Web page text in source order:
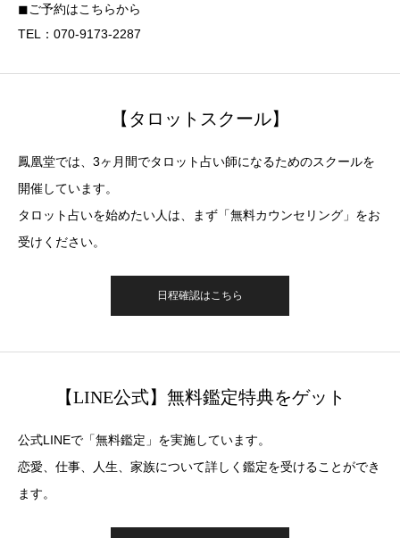
◼︎ご予約はこちらから
TEL：070-9173-2287
【タロットスクール】
鳳凰堂では、3ヶ月間でタロット占い師になるためのスクールを
開催しています。
タロット占いを始めたい人は、まず「無料カウンセリング」をお
受けください。
日程確認はこちら
【LINE公式】無料鑑定特典をゲット
公式LINEで「無料鑑定」を実施しています。
恋愛、仕事、人生、家族について詳しく鑑定を受けることができ
ます。